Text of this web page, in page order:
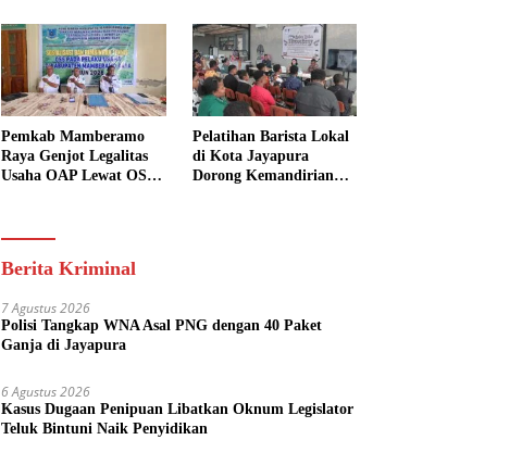
Target
Pemkab Mamberamo
Raya Genjot Legalitas
Usaha OAP Lewat OSS,
Pelatihan Barista Lokal
di Kota Jayapura
Dorong Kemandirian
Berita Kriminal
7 Agustus 2026
Polisi Tangkap WNA Asal PNG dengan 40 Paket
Ganja di Jayapura
6 Agustus 2026
Kasus Dugaan Penipuan Libatkan Oknum Legislator
Teluk Bintuni Naik Penyidikan